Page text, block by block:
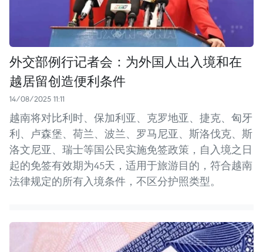
外交部例行记者会：为外国人出入境和在
越居留创造便利条件
14/08/2025 11:11
越南将对比利时、保加利亚、克罗地亚、捷克、匈牙
利、卢森堡、荷兰、波兰、罗马尼亚、斯洛伐克、斯
洛文尼亚、瑞士等国公民实施免签政策，自入境之日
起的免签有效期为45天，适用于旅游目的，符合越南
法律规定的所有入境条件，不区分护照类型。